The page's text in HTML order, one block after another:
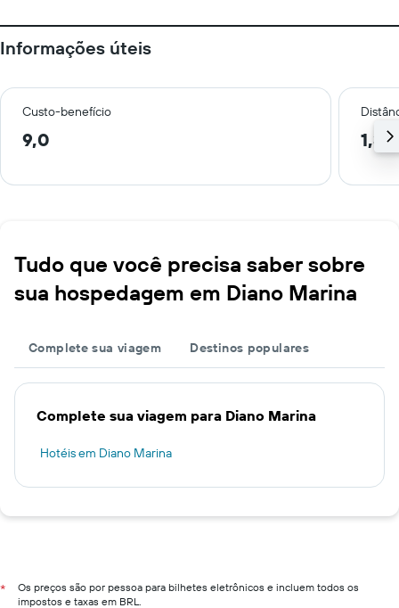
Informações úteis
Custo-benefício
9,0 1,3
Tudo que você precisa saber sobre
sua hospedagem em Diano Marina
Complete sua viagem Destinos populares
Complete sua viagem para Diano Marina
Hotéis em Diano Marina
*
Os preços são por pessoa para bilhetes eletrônicos e incluem todos os
impostos e taxas em BRL.